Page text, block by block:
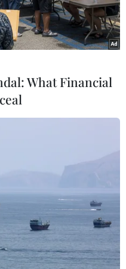
vòng 18 tháng qua,
cho thấy cường
tục những nỗ lực
tiến.
đốc Chương trình
What Financial